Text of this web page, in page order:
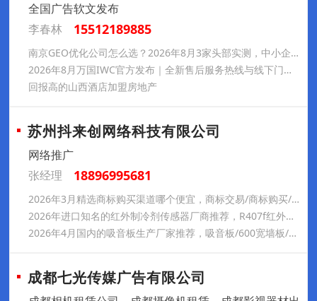
全国广告软文发布
李春林
15512189885
南京GEO优化公司怎么选？2026年8月3家头部实测，中小企业低成本获客别踩坑
2026年8月万国IWC官方发布｜全新售后服务热线与线下门店地址
回报高的山西酒店加盟房地产
苏州抖来创网络科技有限公司
网络推广
张经理
18896995681
2026年3月精选商标购买渠道哪个便宜，商标交易/商标购买/商标品牌/商标买卖/商标注册，商标购买正规渠道哪家靠谱
2026年进口知名的红外制冷剂传感器厂商推荐，R407f红外制冷剂传感器，红外制冷剂传感器工厂哪家强
2026年4月国内的吸音板生产厂家推荐，吸音板/600宽墙板/400宽墙板/A级防火板，吸音板源头厂家哪家可靠
成都七光传媒广告有限公司